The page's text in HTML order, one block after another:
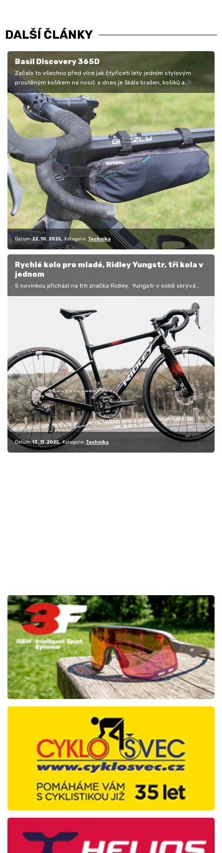
DALŠÍ ČLÁNKY
Basil Discovery 365D
Začalo to všechno před více jak čtyřiceti lety jedním stylovým
proutěným košíkem na nosič a dnes je škála brašen, košíků a
dalších…
Datum: 22. 10. 2025 Kategorie: Technika
Rychlé kolo pro mladé, Ridley Yungstr, tři kola v
jednom
S novinkou přichází na trh značka Ridley. Yungstr v sobě skrývá
hned tři kola – silniční, cyklokrosové a gravel. Kolo pro věkovou…
Datum: 13. 11. 2025 Kategorie: Technika